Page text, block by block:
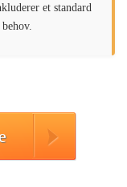
et standard